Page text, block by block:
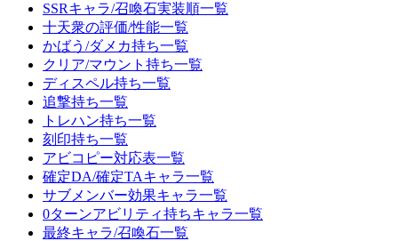
SSRキャラ/召喚石実装順一覧
十天衆の評価/性能一覧
かばう/ダメカ持ち一覧
クリア/マウント持ち一覧
ディスペル持ち一覧
追撃持ち一覧
トレハン持ち一覧
刻印持ち一覧
アビコピー対応表一覧
確定DA/確定TAキャラ一覧
サブメンバー効果キャラ一覧
0ターンアビリティ持ちキャラ一覧
最終キャラ/召喚石一覧